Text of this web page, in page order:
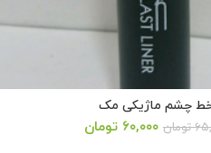
چشم ماژیکی مک
تومان قیمت
۶۰,۰۰۰ تومان